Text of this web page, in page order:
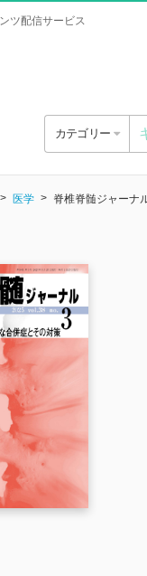
ツ配信サービス
カテゴリー
医学 脊椎脊髄ジャーナ